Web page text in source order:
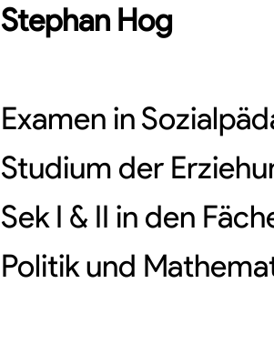
Stephan Hog
Examen in
Studium der
Sek I & II in den
Politik und